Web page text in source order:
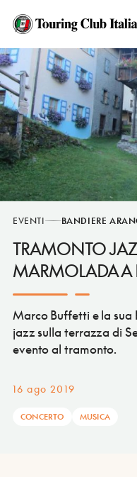
EVENTI BANDIERE
TRAMONTO
MARMOLADA A
Marco Buffetti e la
jazz sulla terrazza di
evento al tramonto.
16 ago 2019
CONCERTO MUSICA